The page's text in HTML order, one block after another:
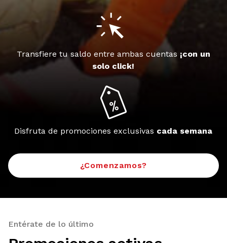
Transfiere tu saldo entre ambas cuentas ¡con un
solo click!
Disfruta de promociones exclusivas cada semana
¿Comenzamos?
Entérate de lo último